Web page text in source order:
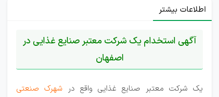
اطلاعات بیشتر
آگهی استخدام یک شرکت معتبر صنایع غذایی در
اصفهان
یک شرکت معتبر صنایع غذایی واقع در شهرک صنعتی